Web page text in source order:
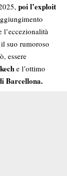
poi l’exploit
l’eccezionalità
suo rumoroso
essere
e l’ottimo
Barcellona.